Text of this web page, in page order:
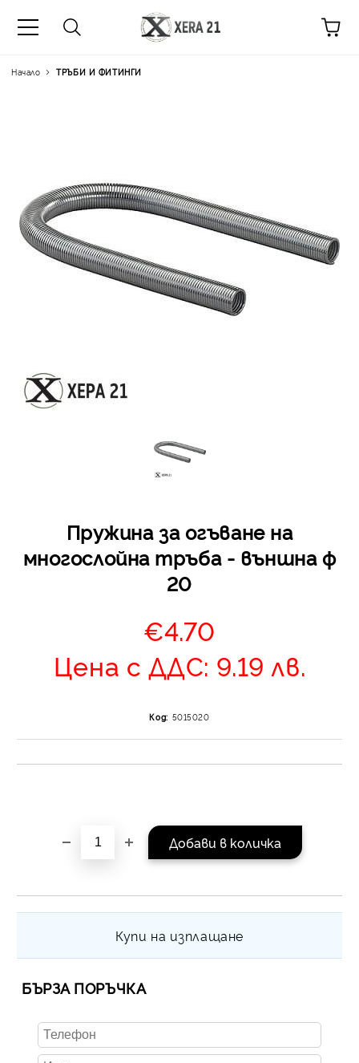
Начало ТРЪБИ И ФИТИНГИ
Пружина за огъване на
многослойна тръба - външна ф
20
€4.70
Цена с ДДС: 9.19 лв.
Код: 5015020
Купи на изплащане
Отложено до 30 дни
изпращане на
оскъпяване. За
от стойността на
момента с карта.
се разделя на 3
без оскъпяване. За
Плащане на 6
За покупки на
БЪРЗА ПОРЪЧКА